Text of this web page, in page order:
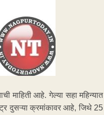
माहिती आहे. गेल्या सहा महिन्यात
दुसऱ्या क्रमांकावर आहे, जिथे 25